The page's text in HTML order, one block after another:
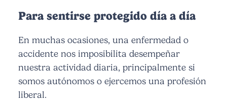
Para sentirse protegido día a día
En muchas ocasiones, una enfermedad o
accidente nos imposibilita desempeñar
nuestra actividad diaria, principalmente si
somos autónomos o ejercemos una profesión
liberal.